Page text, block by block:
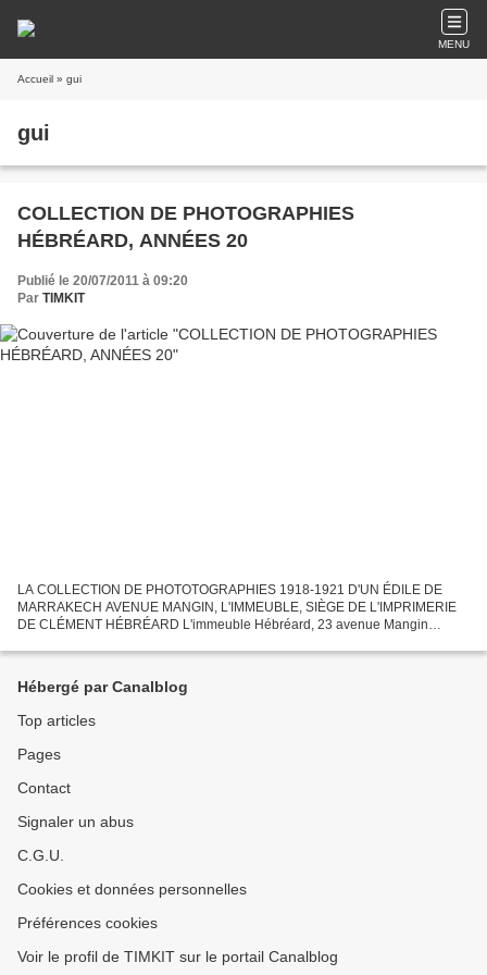
MENU
Accueil » gui
gui
COLLECTION DE PHOTOGRAPHIES
HÉBRÉARD, ANNÉES 20
Publié le 20/07/2011 à 09:20
Par TIMKIT
LA COLLECTION DE PHOTOTOGRAPHIES 1918-1921 D'UN ÉDILE DE
MARRAKECH AVENUE MANGIN, L'IMMEUBLE, SIÈGE DE L'IMPRIMERIE
DE CLÉMENT HÉBRÉARD L'immeuble Hébréard, 23 avenue Mangin
années...
Hébergé par Canalblog
Top articles
Pages
Contact
Signaler un abus
C.G.U.
Cookies et données personnelles
Préférences cookies
Voir le profil de TIMKIT sur le portail Canalblog